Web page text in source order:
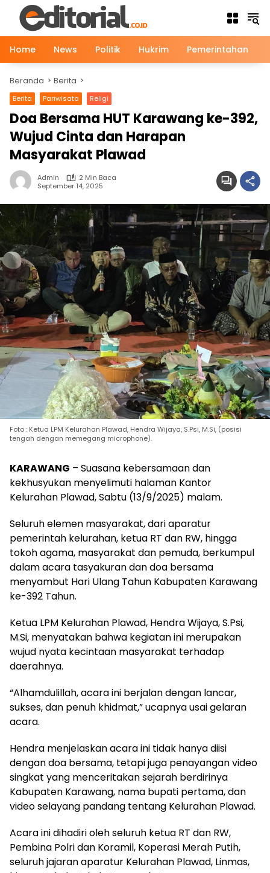
Langsung
konten
Home
News Politik Hukrim Pemerintahan
Beranda Berita
Berita Pariwisata Religi
Doa Bersama HUT Karawang ke-392,
Wujud Cinta dan Harapan
Masyarakat Plawad
Admin
2 Min Baca
September 14, 2025
Foto : Ketua LPM Kelurahan Plawad, Hendra Wijaya, S.Psi, M.Si, (posisi
tengah dengan memegang microphone).
KARAWANG – Suasana kebersamaan dan
kekhusyukan menyelimuti halaman Kantor
Kelurahan Plawad, Sabtu (13/9/2025) malam.
Seluruh elemen masyarakat, dari aparatur
pemerintah kelurahan, ketua RT dan RW, hingga
tokoh agama, masyarakat dan pemuda, berkumpul
dalam acara tasyakuran dan doa bersama
menyambut Hari Ulang Tahun Kabupaten Karawang
ke-392 Tahun.
Ketua LPM Kelurahan Plawad, Hendra Wijaya, S.Psi,
M.Si, menyatakan bahwa kegiatan ini merupakan
wujud nyata kecintaan masyarakat terhadap
daerahnya.
“Alhamdulillah, acara ini berjalan dengan lancar,
sukses, dan penuh khidmat,” ucapnya usai gelaran
acara.
Hendra menjelaskan acara ini tidak hanya diisi
dengan doa bersama, tetapi juga penayangan video
singkat yang menceritakan sejarah berdirinya
Kabupaten Karawang, nama bupati pertama, dan
video selayang pandang tentang Kelurahan Plawad.
Acara ini dihadiri oleh seluruh ketua RT dan RW,
Pembina Polri dan Koramil, Koperasi Merah Putih,
seluruh jajaran aparatur Kelurahan Plawad, Linmas,